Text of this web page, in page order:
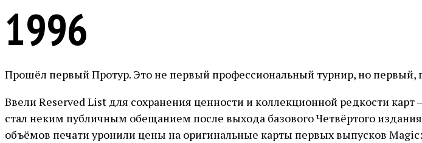
1996
Прошёл первый Протур. Это не первый профессиональный турнир, но первый,
Ввели Reserved List для сохранения ценности и коллекционной редкости
стал неким публичным обещанием после выхода базового Четвёртого
объёмов печати уронили цены на оригинальные карты первых выпусков